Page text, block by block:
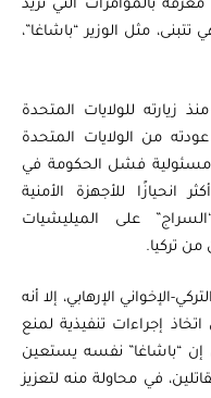
بالمؤامرات التي تزيد
مثل الوزير “باشاغا”،
زيارته للولايات المتحدة
من الولايات المتحدة
مسئولية فشل الحكومة في
للأجهزة الأمنية
على الميليشيات
تركيا.
الإخواني الإرهابي، إلا أنه
إجراءات تنفيذية لمنع
إن “باشاغا” نفسه يستعين
في محاولة منه لتعزيز